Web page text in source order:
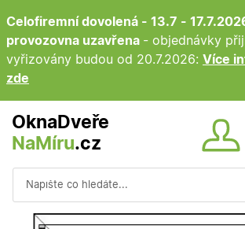
Celofiremní dovolená - 13.7 -
provozovna uzavřena - objednávky
vyřizovány budou od 20.7.2026: Více
zde
OknaDveře
NaMíru.cz
Vyhledávání